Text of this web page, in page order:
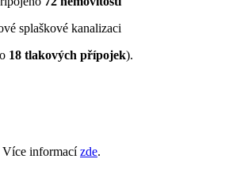
splaškové kanalizaci
18tlakových přípojek).
Více informacízde.